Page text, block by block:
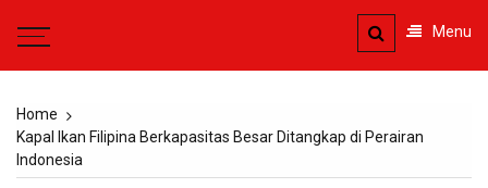
Menu
Home
Kapal Ikan Filipina Berkapasitas Besar Ditangkap di Perairan
Indonesia